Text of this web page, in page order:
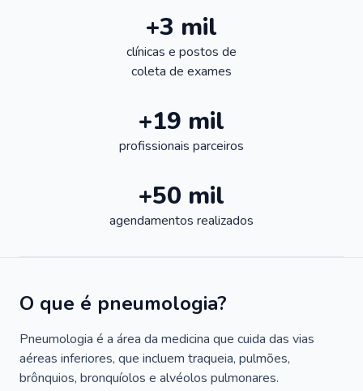
+3 mil
clínicas e postos de
coleta de exames
+19 mil
profissionais parceiros
+50 mil
agendamentos realizados
O que é pneumologia?
Pneumologia é a área da medicina que cuida das vias
aéreas inferiores, que incluem traqueia, pulmões,
brônquios, bronquíolos e alvéolos pulmonares.